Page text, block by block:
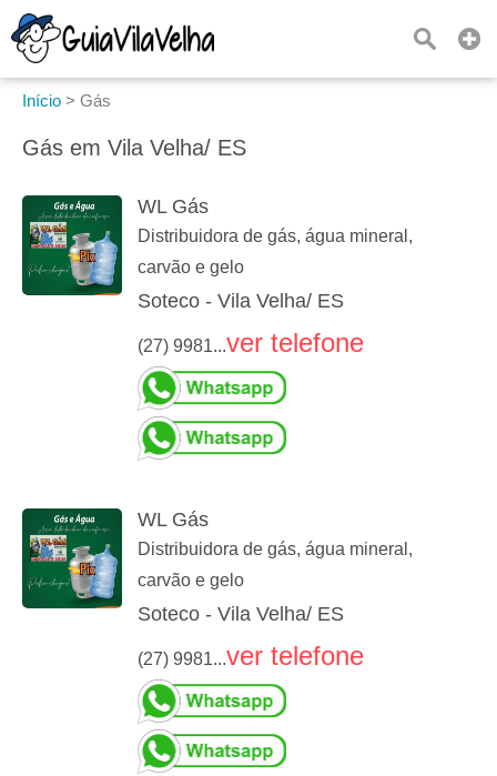
Início > Gás
Gás em Vila Velha/ ES
WL Gás
Distribuidora de gás, água mineral,
carvão e gelo
Soteco - Vila Velha/ ES
(27) 9981...ver telefone
WL Gás
Distribuidora de gás, água mineral,
carvão e gelo
Soteco - Vila Velha/ ES
(27) 9981...ver telefone